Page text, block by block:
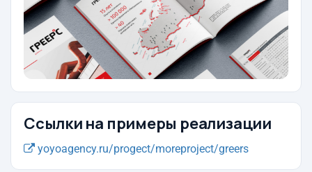
Ссылки на примеры реализации
yoyoagency.ru/progect/moreproject/greers